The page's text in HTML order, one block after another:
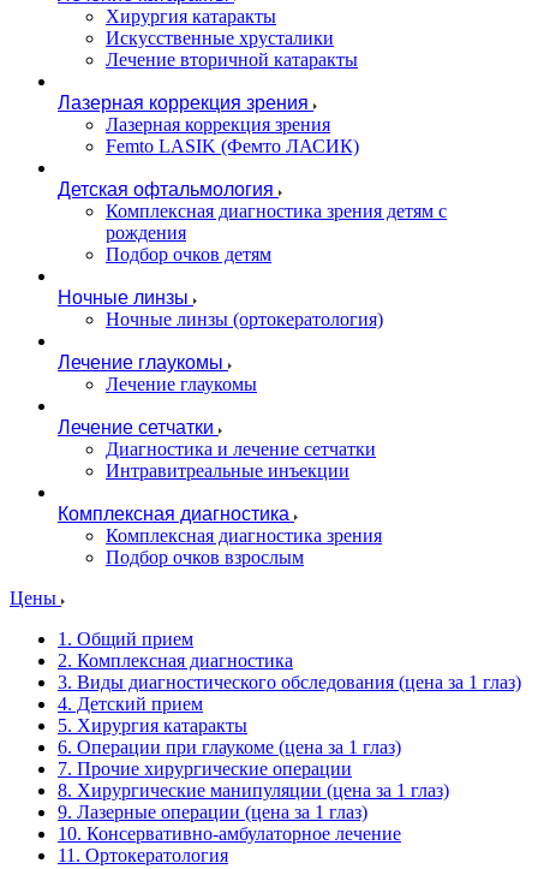
Хирургия катаракты
Искусственные хрусталики
Лечение вторичной катаракты
Лазерная коррекция зрения
Лазерная коррекция зрения
Femto LASIK (Фемто ЛАСИК)
Детская офтальмология
Комплексная диагностика зрения детям c
рождения
Подбор очков детям
Ночные линзы
Ночные линзы (ортокератология)
Лечение глаукомы
Лечение глаукомы
Лечение сетчатки
Диагностика и лечение сетчатки
Интравитреальные инъекции
Комплексная диагностика
Комплексная диагностика зрения
Подбор очков взрослым
Цены
1. Общий прием
2. Комплексная диагностика
3. Виды диагностического обследования (цена за 1 глаз)
4. Детский прием
5. Хирургия катаракты
6. Операции при глаукоме (цена за 1 глаз)
7. Прочие хирургические операции
8. Хирургические манипуляции (цена за 1 глаз)
9. Лазерные операции (цена за 1 глаз)
10. Консервативно-амбулаторное лечение
11. Ортокератология